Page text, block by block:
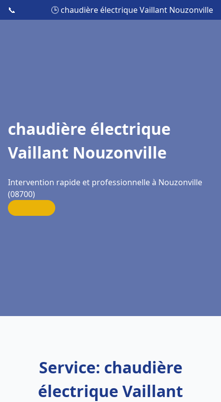
📞 🕒 chaudière électrique Vaillant Nouzonville
chaudière électrique
Vaillant Nouzonville
Intervention rapide et professionnelle à Nouzonville
(08700)
Service: chaudière
électrique Vaillant